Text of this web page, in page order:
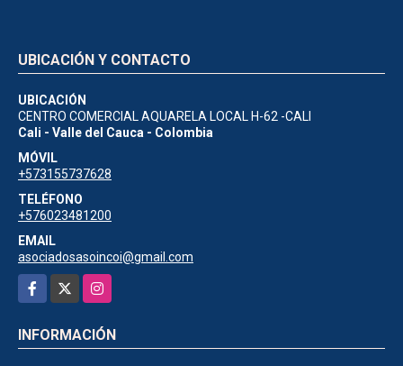
UBICACIÓN Y CONTACTO
UBICACIÓN
CENTRO COMERCIAL AQUARELA LOCAL H-62 -CALI
Cali - Valle del Cauca - Colombia
MÓVIL
+573155737628
TELÉFONO
+576023481200
EMAIL
asociadosasoincoi@gmail.com
Facebook
Instagram
INFORMACIÓN